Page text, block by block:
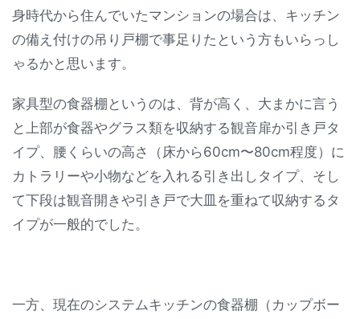
身時代から住んでいたマンションの場合は、キッチン
の備え付けの吊り戸棚で事足りたという方もいらっし
ゃるかと思います。
家具型の食器棚というのは、背が高く、大まかに言う
と上部が食器やグラス類を収納する観音扉か引き戸タ
イプ、腰くらいの高さ（床から60cm〜80cm程度）に
カトラリーや小物などを入れる引き出しタイプ、そし
て下段は観音開きや引き戸で大皿を重ねて収納するタ
イプが一般的でした。
一方、現在のシステムキッチンの食器棚（カップボー